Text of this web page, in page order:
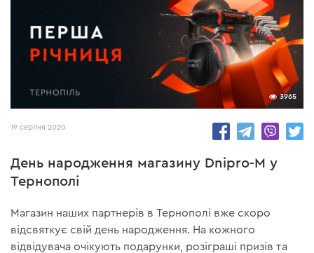
3965
19 серпня 2020
День народження магазину Dnipro-M у
Тернополі
Магазин наших партнерів в Тернополі вже скоро
відсвяткує свій день народження. На кожного
відвідувача очікують подарунки, розіграші призів та